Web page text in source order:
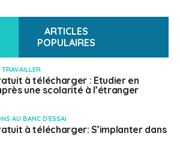
ARTICLES
POPULAIRES
à télécharger : Etudier en
une scolarité à l’étranger
AU BANC D'ESSAI
à télécharger: S’implanter dans